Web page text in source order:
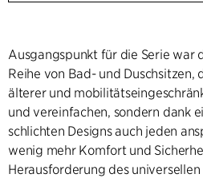
Ausgangspunkt für die Serie war
Reihe von Bad- und
älterer und
und vereinfachen, sondern dank
schlichten Designs auch jeden
wenig mehr Komfort und
Herausforderung des